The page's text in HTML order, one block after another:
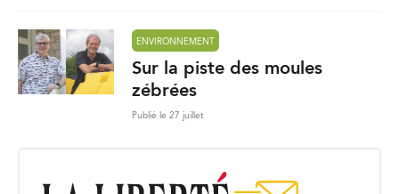
ENVIRONNEMENT
Sur la piste des moules
zébrées
Publié le 27 juillet